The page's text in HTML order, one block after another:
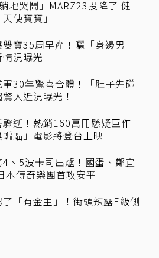
地哭鬧」MARZ23投降了 健
使寶寶」
寶35周早產！曬「身邊男
情況曝光
軍30年驚喜合體！「肚子先碰
人近況曝光！
逝！熱銷160萬冊懸疑巨作
蝙蝠」電影將登台上映
、5波卡司出爐！國蛋、鄭宜
本傳奇樂團首攻安平
「有金主」！街頭辣露E級側